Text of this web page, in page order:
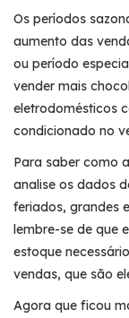
Os períodos
aumento das
ou período
vender mais
eletrodomésticos
condicionado no
Para saber como a
analise os dados
feriados, grandes
lembre-se de que
estoque
vendas, que são
Agora que ficou